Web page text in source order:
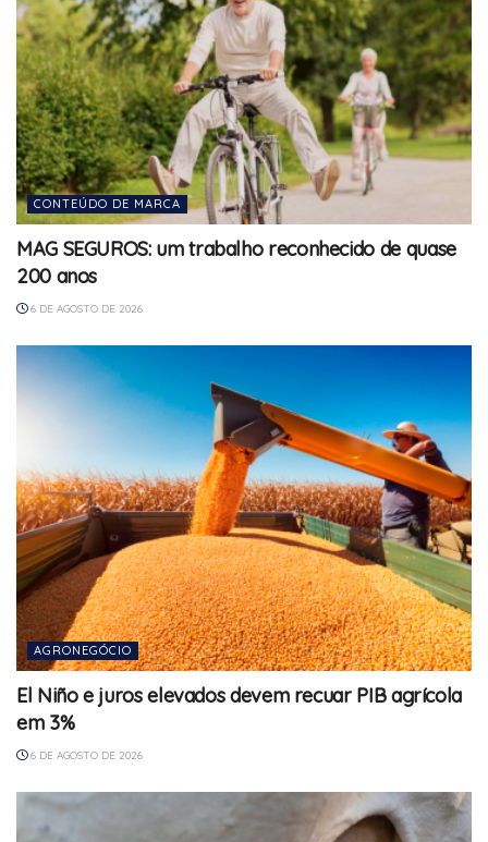
CONTEÚDO DE MARCA
MAG SEGUROS: um trabalho reconhecido de quase
200 anos
6 DE AGOSTO DE 2026
AGRONEGÓCIO
El Niño e juros elevados devem recuar PIB agrícola
em 3%
6 DE AGOSTO DE 2026